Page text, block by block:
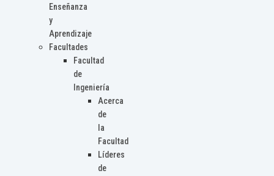
Enseñanza
y
Aprendizaje
Facultades
Facultad
de
Ingeniería
Acerca
de
la
Facultad
Líderes
de